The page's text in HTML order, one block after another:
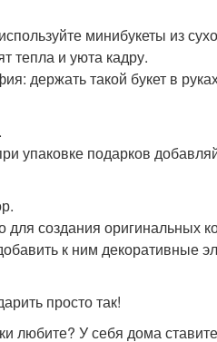
минибукеты из
тепла и уюта кадру.
держать такой букет в
упаковке подарков
для создания оригинальных
к ним декоративные
просто так!
любите? У себя дома